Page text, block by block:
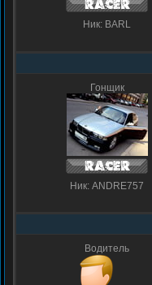
Ник: BARL
Гонщик
Ник: ANDRE757
Водитель